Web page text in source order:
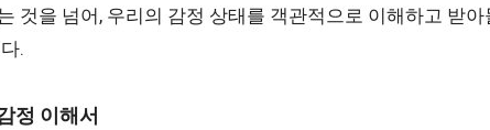
것을 넘어, 우리의 감정 상태를 객관적으로 이해하고 받
.
정 이해서